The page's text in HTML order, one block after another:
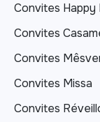
Convites Happy
Convites
Convites
Convites Missa
Convites